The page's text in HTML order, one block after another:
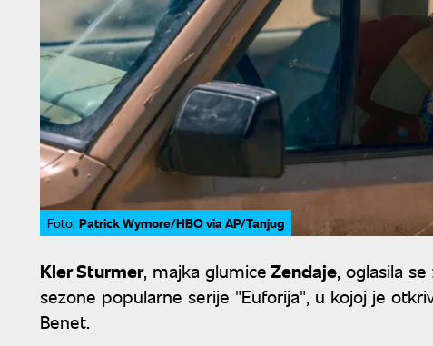
Foto: Patrick Wymore/HBO via AP/Tanjug
Kler Sturmer, majka glumiceZendaje, oglasila
sezone popularne serije "Euforija", u kojoj je
Benet.